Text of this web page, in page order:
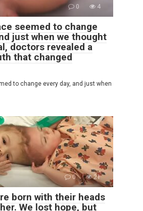
0 4
seemed to change
just when we thought
doctors revealed a
that changed
to change every day, and just when
0 21
born with their heads
We lost hope, but